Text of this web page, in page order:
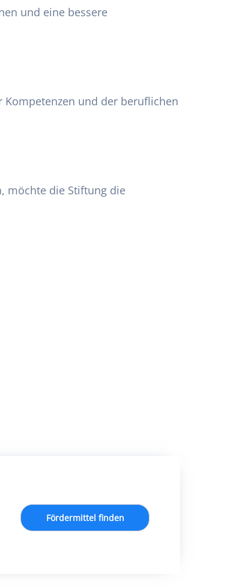
und eine bessere
und der beruflichen
möchte die Stiftung die
Fördermittel finden